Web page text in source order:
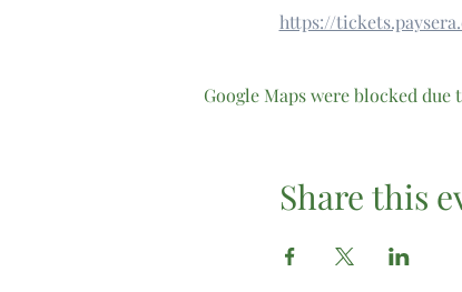
https://
Google Maps were blocked
Share this